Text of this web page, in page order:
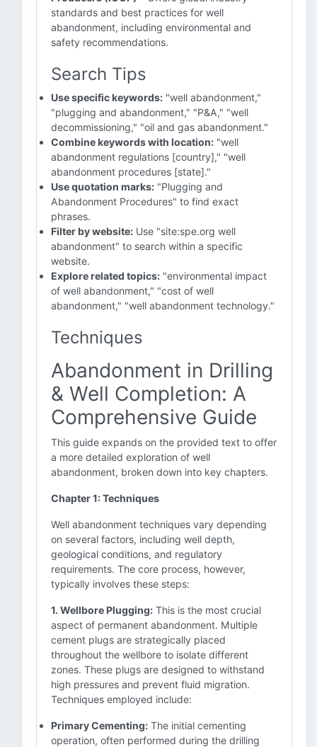
standards and best practices for well
abandonment, including environmental and
safety recommendations.
Search Tips
Use specific keywords: "well abandonment,"
"plugging and abandonment," "P&A," "well
decommissioning," "oil and gas abandonment."
Combine keywords with location: "well
abandonment regulations [country]," "well
abandonment procedures [state]."
Use quotation marks: "Plugging and
Abandonment Procedures" to find exact
phrases.
Filter by website: Use "site:spe.org well
abandonment" to search within a specific
website.
Explore related topics: "environmental impact
of well abandonment," "cost of well
abandonment," "well abandonment technology."
Techniques
Abandonment in Drilling
& Well Completion: A
Comprehensive Guide
This guide expands on the provided text to offer
a more detailed exploration of well
abandonment, broken down into key chapters.
Chapter 1: Techniques
Well abandonment techniques vary depending
on several factors, including well depth,
geological conditions, and regulatory
requirements. The core process, however,
typically involves these steps:
1. Wellbore Plugging: This is the most crucial
aspect of permanent abandonment. Multiple
cement plugs are strategically placed
throughout the wellbore to isolate different
zones. These plugs are designed to withstand
high pressures and prevent fluid migration.
Techniques employed include:
Primary Cementing: The initial cementing
operation, often performed during the drilling